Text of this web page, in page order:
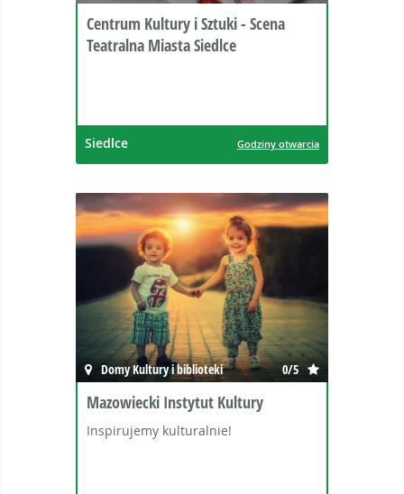
Centrum Kultury i Sztuki - Scena
Teatralna Miasta Siedlce
Siedlce Godziny otwarcia
Domy Kultury i biblioteki 0/5
Mazowiecki Instytut Kultury
Inspirujemy kulturalnie!